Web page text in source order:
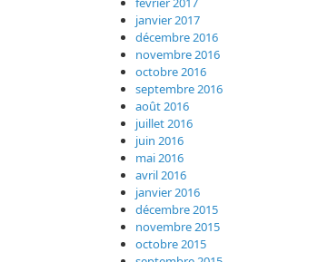
janvier 2017
décembre 2016
novembre 2016
octobre 2016
septembre 2016
août 2016
juillet 2016
juin 2016
mai 2016
avril 2016
janvier 2016
décembre 2015
novembre 2015
octobre 2015